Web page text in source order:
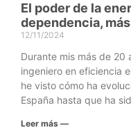
El poder de la
dependencia,
12/11/2024
Durante mis más de 20
ingeniero en eficiencia
he visto cómo ha
España hasta que ha
Leer más —